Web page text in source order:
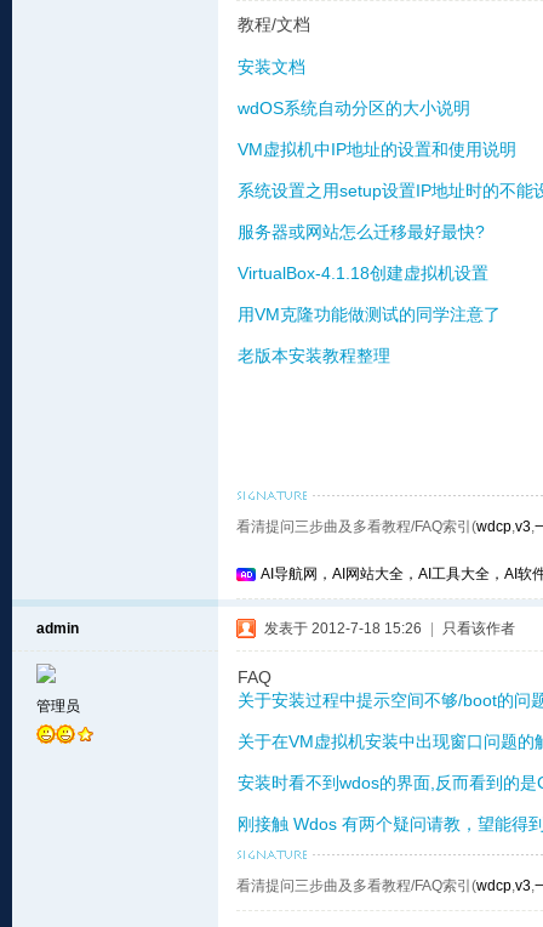
教程/文档
安装文档
wdOS系统自动分区的大小说明
VM虚拟机中IP地址的设置和使用说明
系统设置之用setup设置IP地址时的不能
服务器或网站怎么迁移最好最快?
VirtualBox-4.1.18创建虚拟机设置
用VM克隆功能做测试的同学注意了
老版本安装教程整理
看清提问三步曲及多看教程/FAQ索引(wdcp,v3,
AI导航网，AI网站大全，AI工具大全，AI软
admin
管理员
发表于 2012-7-18 15:26 只看该作者
FAQ
关于安装过程中提示空间不够/boot的问
关于在VM虚拟机安装中出现窗口问题的
安装时看不到wdos的界面,反而看到的
刚接触 Wdos 有两个疑问请教，望能得
看清提问三步曲及多看教程/FAQ索引(wdcp,v3,